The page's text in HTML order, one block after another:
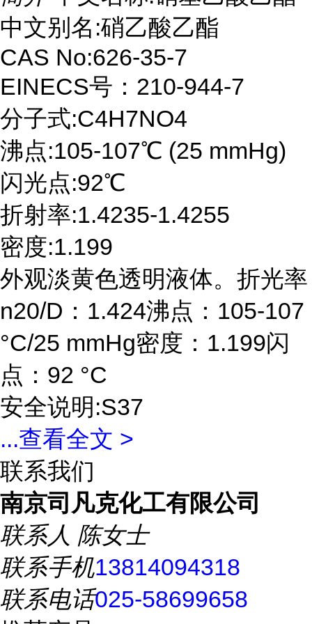
中文别名:硝乙酸乙酯
CAS No:626-35-7
EINECS号：210-944-7
分子式:C4H7NO4
沸点:105-107℃ (25 mmHg)
闪光点:92℃
折射率:1.4235-1.4255
密度:1.199
外观淡黄色透明液体。折光率
n20/D：1.424沸点：105-107
°C/25 mmHg密度：1.199闪
点：92 °C
安全说明:S37
...查看全文 >
联系我们
南京司凡克化工有限公司
联系人 陈女士
联系手机13814094318
联系电话025-58699658